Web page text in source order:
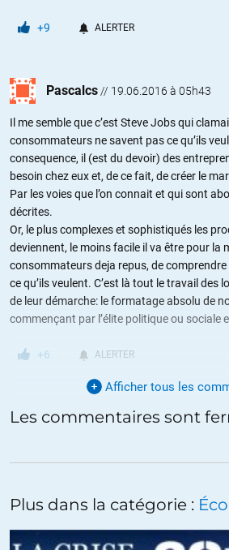
+9 ALERTER
Pascalcs// 19.06.2016 à 05h43
Il me semble que c’est Steve Jobs qui
consommateurs ne savent pas ce qu’ils
consequence, il (est du devoir) des
besoin chez eux et, de ce fait, de créer le
Par les voies que l’on connait et qui sont
décrites.
Or, le plus complexes et sophistiqués les
deviennent, le moins facile il va être pour la
consommateurs deja repus, de comprendre
ce qu’ils veulent. C’est là tout le travail des
de leur démarche: le formatage absolu de
commençant par l’élite politique ou sociale
+6 ALERTER
Max47//19.06.2016 à 05h43
simpliste et rudimentaire qu’il est très
Au fait, rappelons tout d’abord qu’il n’existe
économiques en mémoire d’Alfred Nobel
Afficher tous les
Les commentaires sont
Plus dans la catégorie :